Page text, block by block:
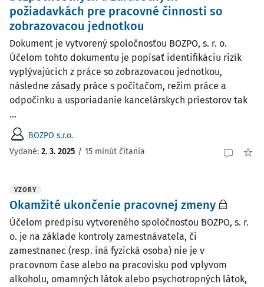
požiadavkách pre pracovné činnosti so
zobrazovacou jednotkou
Dokument je vytvorený spoločnosťou BOZPO, s. r. o.
Účelom tohto dokumentu je popísať identifikáciu rizík
vyplývajúcich z práce so zobrazovacou jednotkou,
následne zásady práce s počítačom, režim práce a
odpočinku a usporiadanie kancelárskych priestorov tak
...
BOZPO s.r.o.
Vydané: 2. 3. 2025 / 15 minút čítania
VZORY
Okamžité ukončenie pracovnej zmeny
Účelom predpisu vytvoreného spoločnosťou BOZPO, s. r.
o. je na základe kontroly zamestnávateľa, či
zamestnanec (resp. iná fyzická osoba) nie je v
pracovnom čase alebo na pracovisku pod vplyvom
alkoholu, omamných látok alebo psychotropných látok,